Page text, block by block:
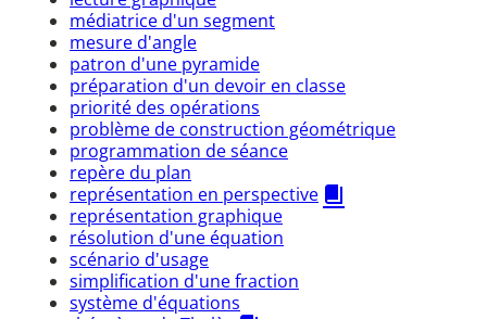
médiatrice d'un segment
mesure d'angle
patron d'une pyramide
préparation d'un devoir en classe
priorité des opérations
problème de construction géométrique
programmation de séance
repère du plan
représentation en perspective
représentation graphique
résolution d'une équation
scénario d'usage
simplification d'une fraction
système d'équations